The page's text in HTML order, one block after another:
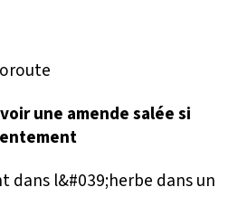
une amende salée si